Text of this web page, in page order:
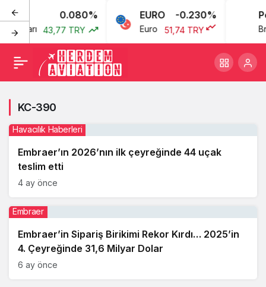
0.080%
Doları 43,77 TRY
EURO -0.230%
Euro 51,74 TRY
KC-390
Embraer’ın 2026’nın ilk çeyreğinde 44 uçak
teslim etti
Havacılık Haberleri
4 ay önce
Embraer’in Sipariş Birikimi Rekor Kırdı… 2025’in
4. Çeyreğinde 31,6 Milyar Dolar
Embraer
6 ay önce